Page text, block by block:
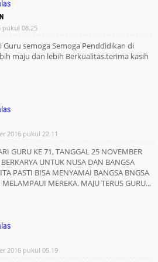
21
Kelas 1 SD Kurikulum
Akademik Dengan Bidang Studi
SD Literasi dan Numerasi Tahun
047/H/AN/2025 Tentang
SD SMP
Mendalam Bahasa
BAB 3
pukul 08.25
Guru semoga Semoga Penddidikan di
maju dan lebih Berkualitas.terima kasih
2016 pukul 22.11
GURU KE 71, TANGGAL 25 NOVEMBER
UNTUK NUSA DAN BANGSA
PASTI BISA MENYAMAI BANGSA BNGSA
MEREKA. MAJU TERUS GURU...
2016 pukul 05.19